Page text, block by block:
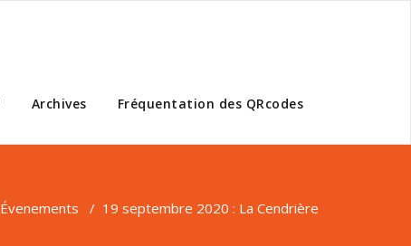
Archives Fréquentation des QRcodes
Évenements / 19 septembre 2020 : La Cendrière